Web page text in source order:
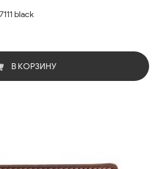
black
В КОРЗИНУ